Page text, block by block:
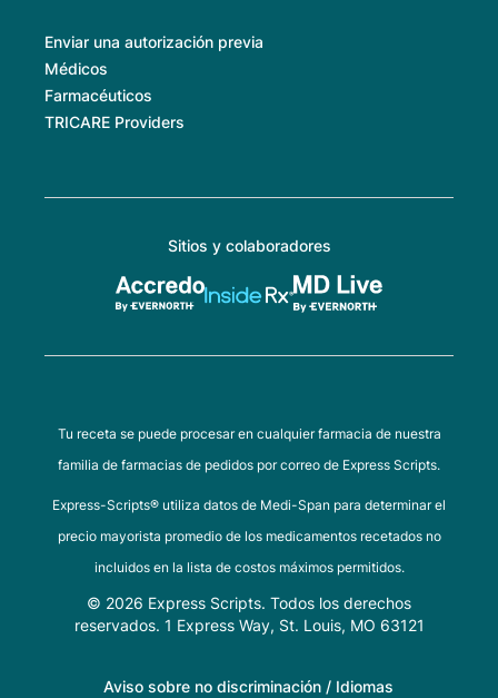
Enviar una autorización previa
Médicos
Farmacéuticos
TRICARE Providers
Sitios y colaboradores
Tu receta se puede procesar en cualquier farmacia de nuestra
familia de farmacias de pedidos por correo de Express Scripts.
Express-Scripts® utiliza datos de Medi-Span para determinar el
precio mayorista promedio de los medicamentos recetados no
incluidos en la lista de costos máximos permitidos.
© 2026 Express Scripts. Todos los derechos
reservados. 1 Express Way, St. Louis, MO 63121
Aviso sobre no discriminación / Idiomas